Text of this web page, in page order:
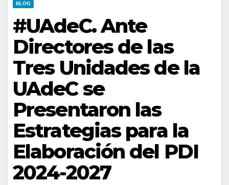
BLOG
#UAdeC. Ante
Directores de las
Tres Unidades de la
UAdeC se
Presentaron las
Estrategias para la
Elaboración del PDI
2024-2027